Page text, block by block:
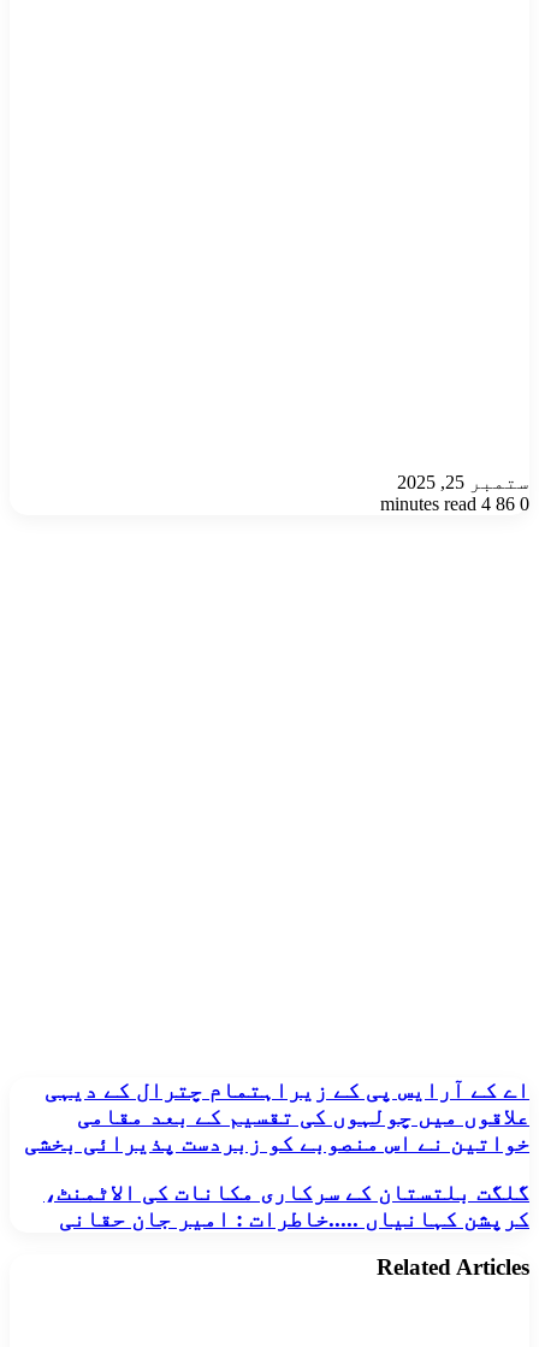
ستمبر 25, 2025
0
4 minutes read
اے
کے
آرایس
پی
زیراہتمام
چترال
کے
دیہی
علاقوں
اے کے آرایس پی کے زیراہتمام چترال کے دیہی
علاقوں میں چولہوں کی تقسیم کے بعد مقامی
خواتین نے اس منصوبے کو زبردست پذیرائی بخشی
گلگت
بلتستان
کے
سرکاری
مکانات
گلگت بلتستان کے سرکاری مکانات کی الاٹمنٹ،
کرپشن کہانیاں .....خاطرات : امیر جان حقانی
Related Articles